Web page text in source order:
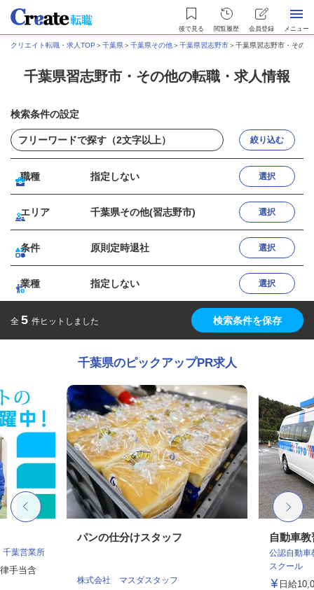
後で見る 閲覧履歴 会員登録 メニュー
クリエイト転職・求人TOP ＞千葉県＞千葉県その他＞千葉県習志野市＞千葉県習志野市・その
千葉県習志野市・その他の転職・求人情報
検索条件の設定
絞り込む
職種 指定しない 選択
エリア 千葉県その他(習志野市) 選択
条件 原則定時退社 選択
業種 指定しない 選択
全 5 件ヒットしました 検索条件を保存
千葉県のピックアップPR求人
葉営業所
手当含
パンの仕分けスタッフ
株式会社 マスダスタッフ
自動車
公認自動
スクール
日給